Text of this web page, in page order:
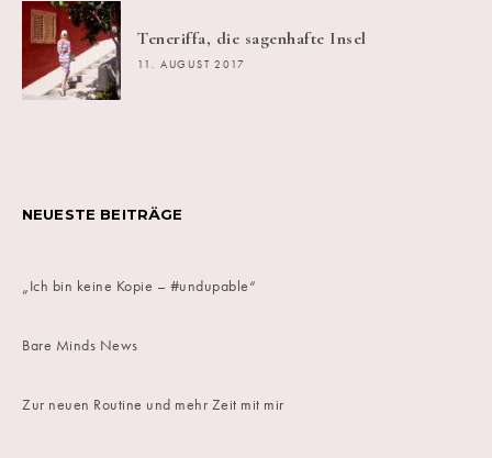
Teneriffa, die sagenhafte Insel
11. AUGUST 2017
NEUESTE BEITRÄGE
„Ich bin keine Kopie – #undupable“
Bare Minds News
Zur neuen Routine und mehr Zeit mit mir